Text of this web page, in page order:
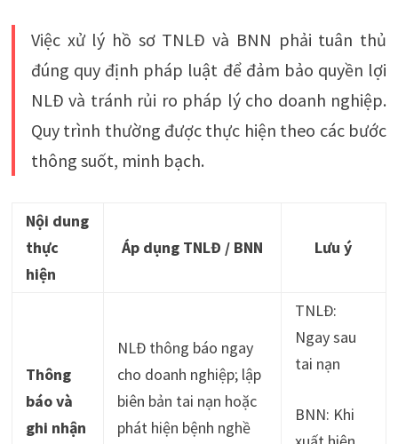
Việc xử lý hồ sơ TNLĐ và BNN phải tuân thủ
đúng quy định pháp luật để đảm bảo quyền lợi
NLĐ và tránh rủi ro pháp lý cho doanh nghiệp.
Quy trình thường được thực hiện theo các bước
thông suốt, minh bạch.
Nội dung
thực
hiện
Áp dụng TNLĐ / BNN Lưu ý
Thông
báo và
ghi nhận
NLĐ thông báo ngay
cho doanh nghiệp; lập
biên bản tai nạn hoặc
phát hiện bệnh nghề
TNLĐ:
Ngay sau
tai nạn
BNN: Khi